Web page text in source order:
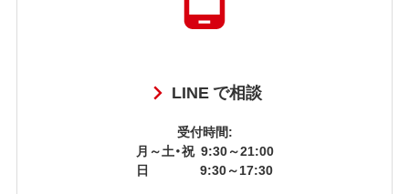
LINE で相談
受付時間:
月～土・祝 9:30～21:00
日
9:30～17:30